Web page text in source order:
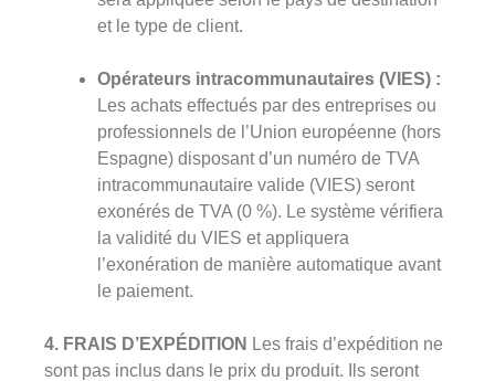
et le type de client.
Opérateurs intracommunautaires (VIES) :
Les achats effectués par des entreprises ou
professionnels de l’Union européenne (hors
Espagne) disposant d’un numéro de TVA
intracommunautaire valide (VIES) seront
exonérés de TVA (0 %). Le système vérifiera
la validité du VIES et appliquera
l’exonération de manière automatique avant
le paiement.
4. FRAIS D’EXPÉDITION Les frais d’expédition ne
sont pas inclus dans le prix du produit. Ils seront